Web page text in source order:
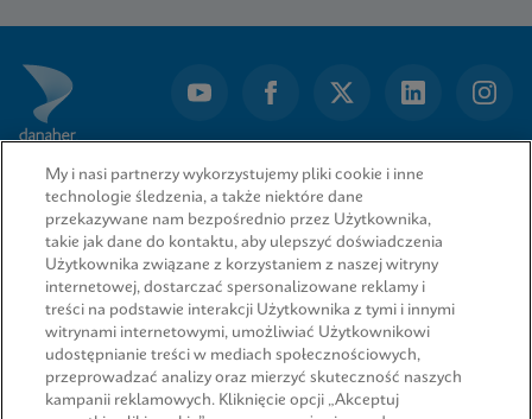
20
SZYBKIE ŁĄCZA
My i nasi partnerzy wykorzystujemy pliki cookie i inne
technologie śledzenia, a także niektóre dane
przekazywane nam bezpośrednio przez Użytkownika,
takie jak dane do kontaktu, aby ulepszyć doświadczenia
Użytkownika związane z korzystaniem z naszej witryny
internetowej, dostarczać spersonalizowane reklamy i
treści na podstawie interakcji Użytkownika z tymi i innymi
witrynami internetowymi, umożliwiać Użytkownikowi
udostępnianie treści w mediach społecznościowych,
przeprowadzać analizy oraz mierzyć skuteczność naszych
kampanii reklamowych. Kliknięcie opcji „Akceptuj